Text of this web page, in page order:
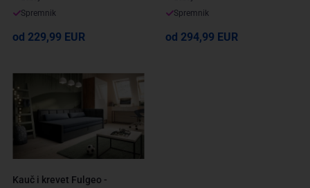
Spremnik
od 229,99 EUR
Spremnik
od 294,99 EUR
Kauč i krevet Fulgeo -